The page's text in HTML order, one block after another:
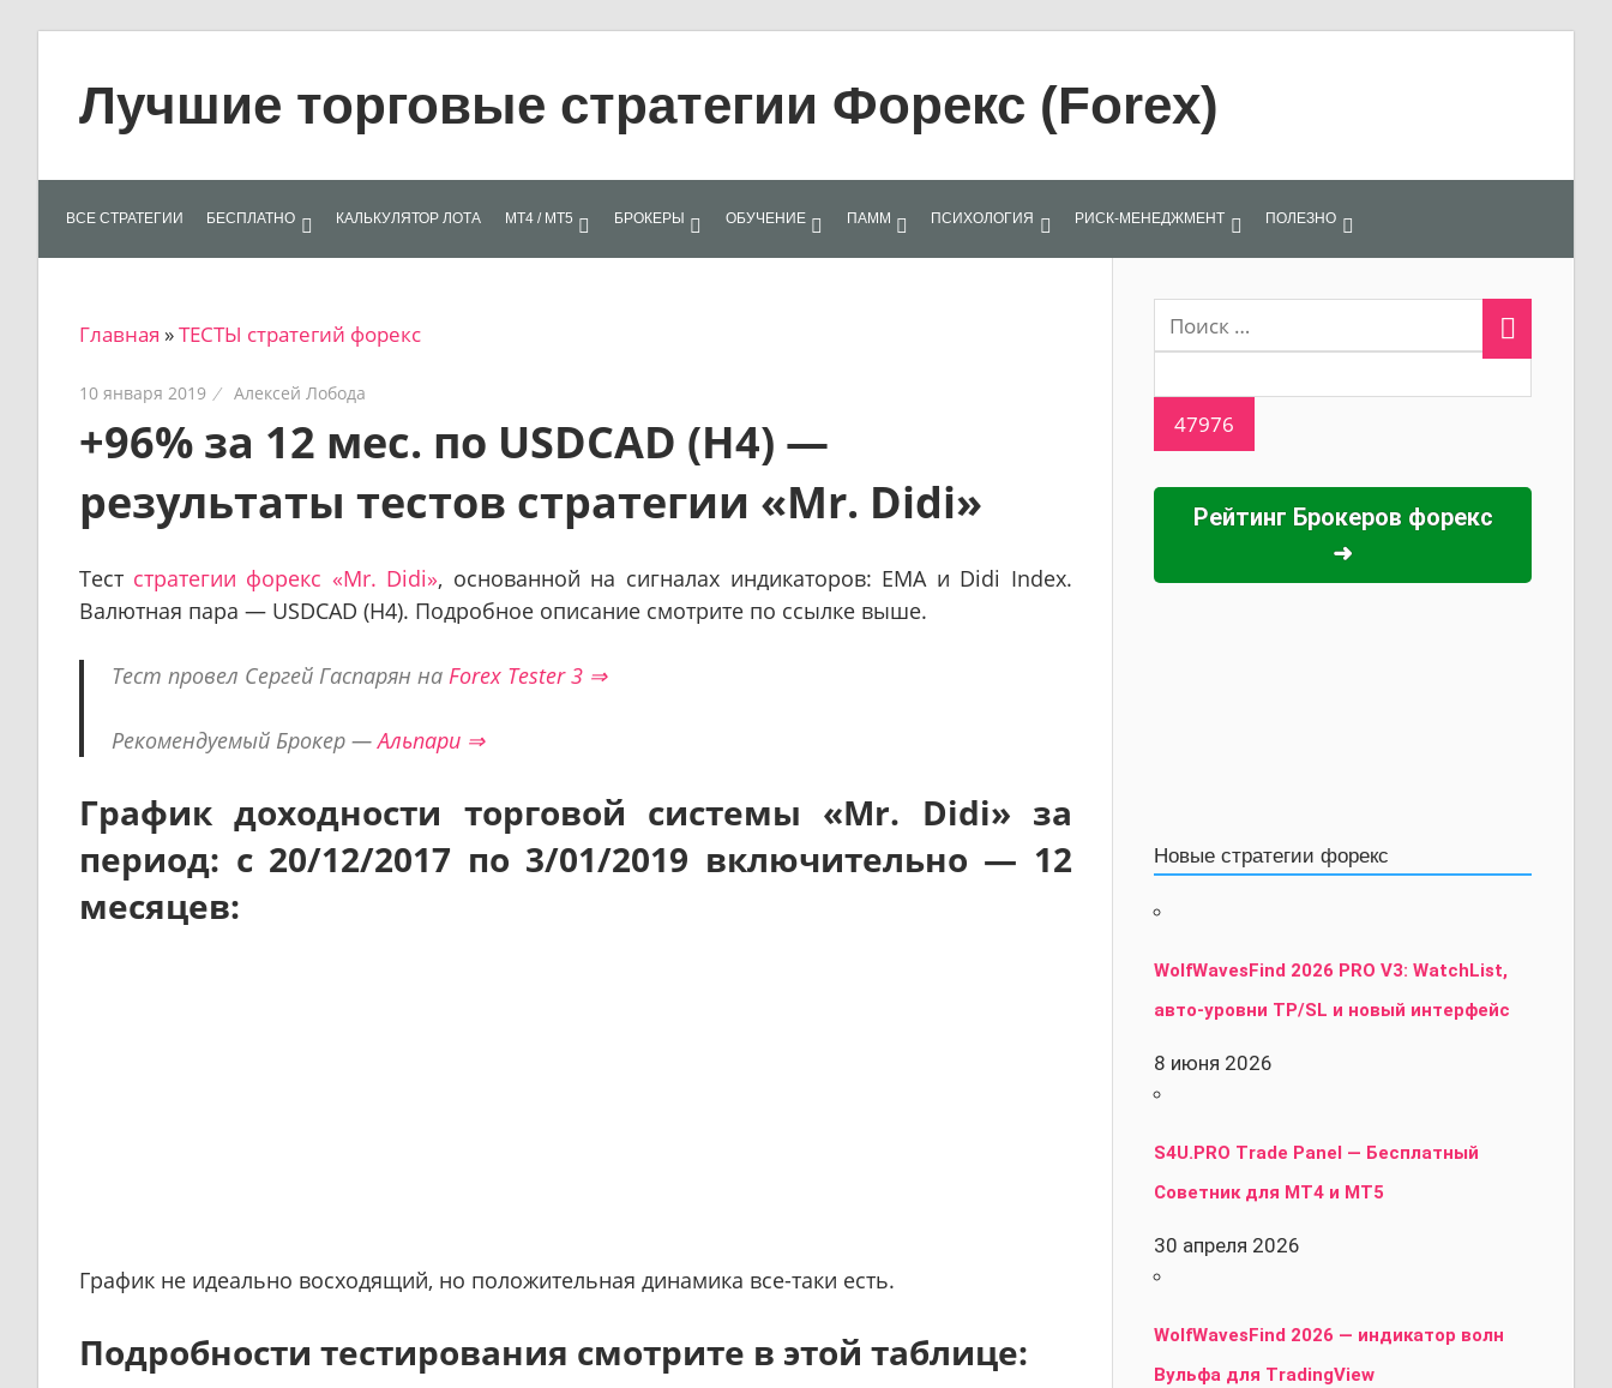
contentЛучшие торговые стратегии Форекс (Forex)
для
рынках:
сигналы,
новости…
ВСЕ СТРАТЕГИИ БЕСПЛАТНО КАЛЬКУЛЯТОР ЛОТА МТ4 / МТ5 БРОКЕРЫ ОБУЧЕНИЕ ПАММ ПСИХОЛОГИЯ РИСК-МЕНЕДЖМЕНТ ПОЛЕЗНО
Главная »ТЕСТЫ стратегий форекс
10 января 2019 Алексей Лобода
+96% за 12 мес. по USDCAD (H4) —
результаты тестов стратегии «Mr. Didi»
Тест стратегии форекс «Mr. Didi», основанной на сигналах индикаторов: EMA и Didi Index.
Валютная пара — USDCAD (H4). Подробное описание смотрите по ссылке выше.
Тест провел Сергей Гаспарян на Forex Tester 3 ⇒
Рекомендуемый Брокер —Альпари ⇒
График доходности торговой системы «Mr. Didi» за
период: с 20/12/2017 по 3/01/2019 включительно — 12
месяцев:
График не идеально восходящий, но положительная динамика все-таки есть.
Подробности тестирования смотрите в этой таблице:
Рейтинг Брокеров форекс
➜
Новые стратегии форекс
WolfWavesFind 2026 PRO V3: WatchList,
авто-уровни TP/SL и новый интерфейс
8 июня 2026
S4U.PRO Trade Panel — Бесплатный
Советник для MT4 и MT5
30 апреля 2026
WolfWavesFind 2026 — индикатор волн
Вульфа для TradingView